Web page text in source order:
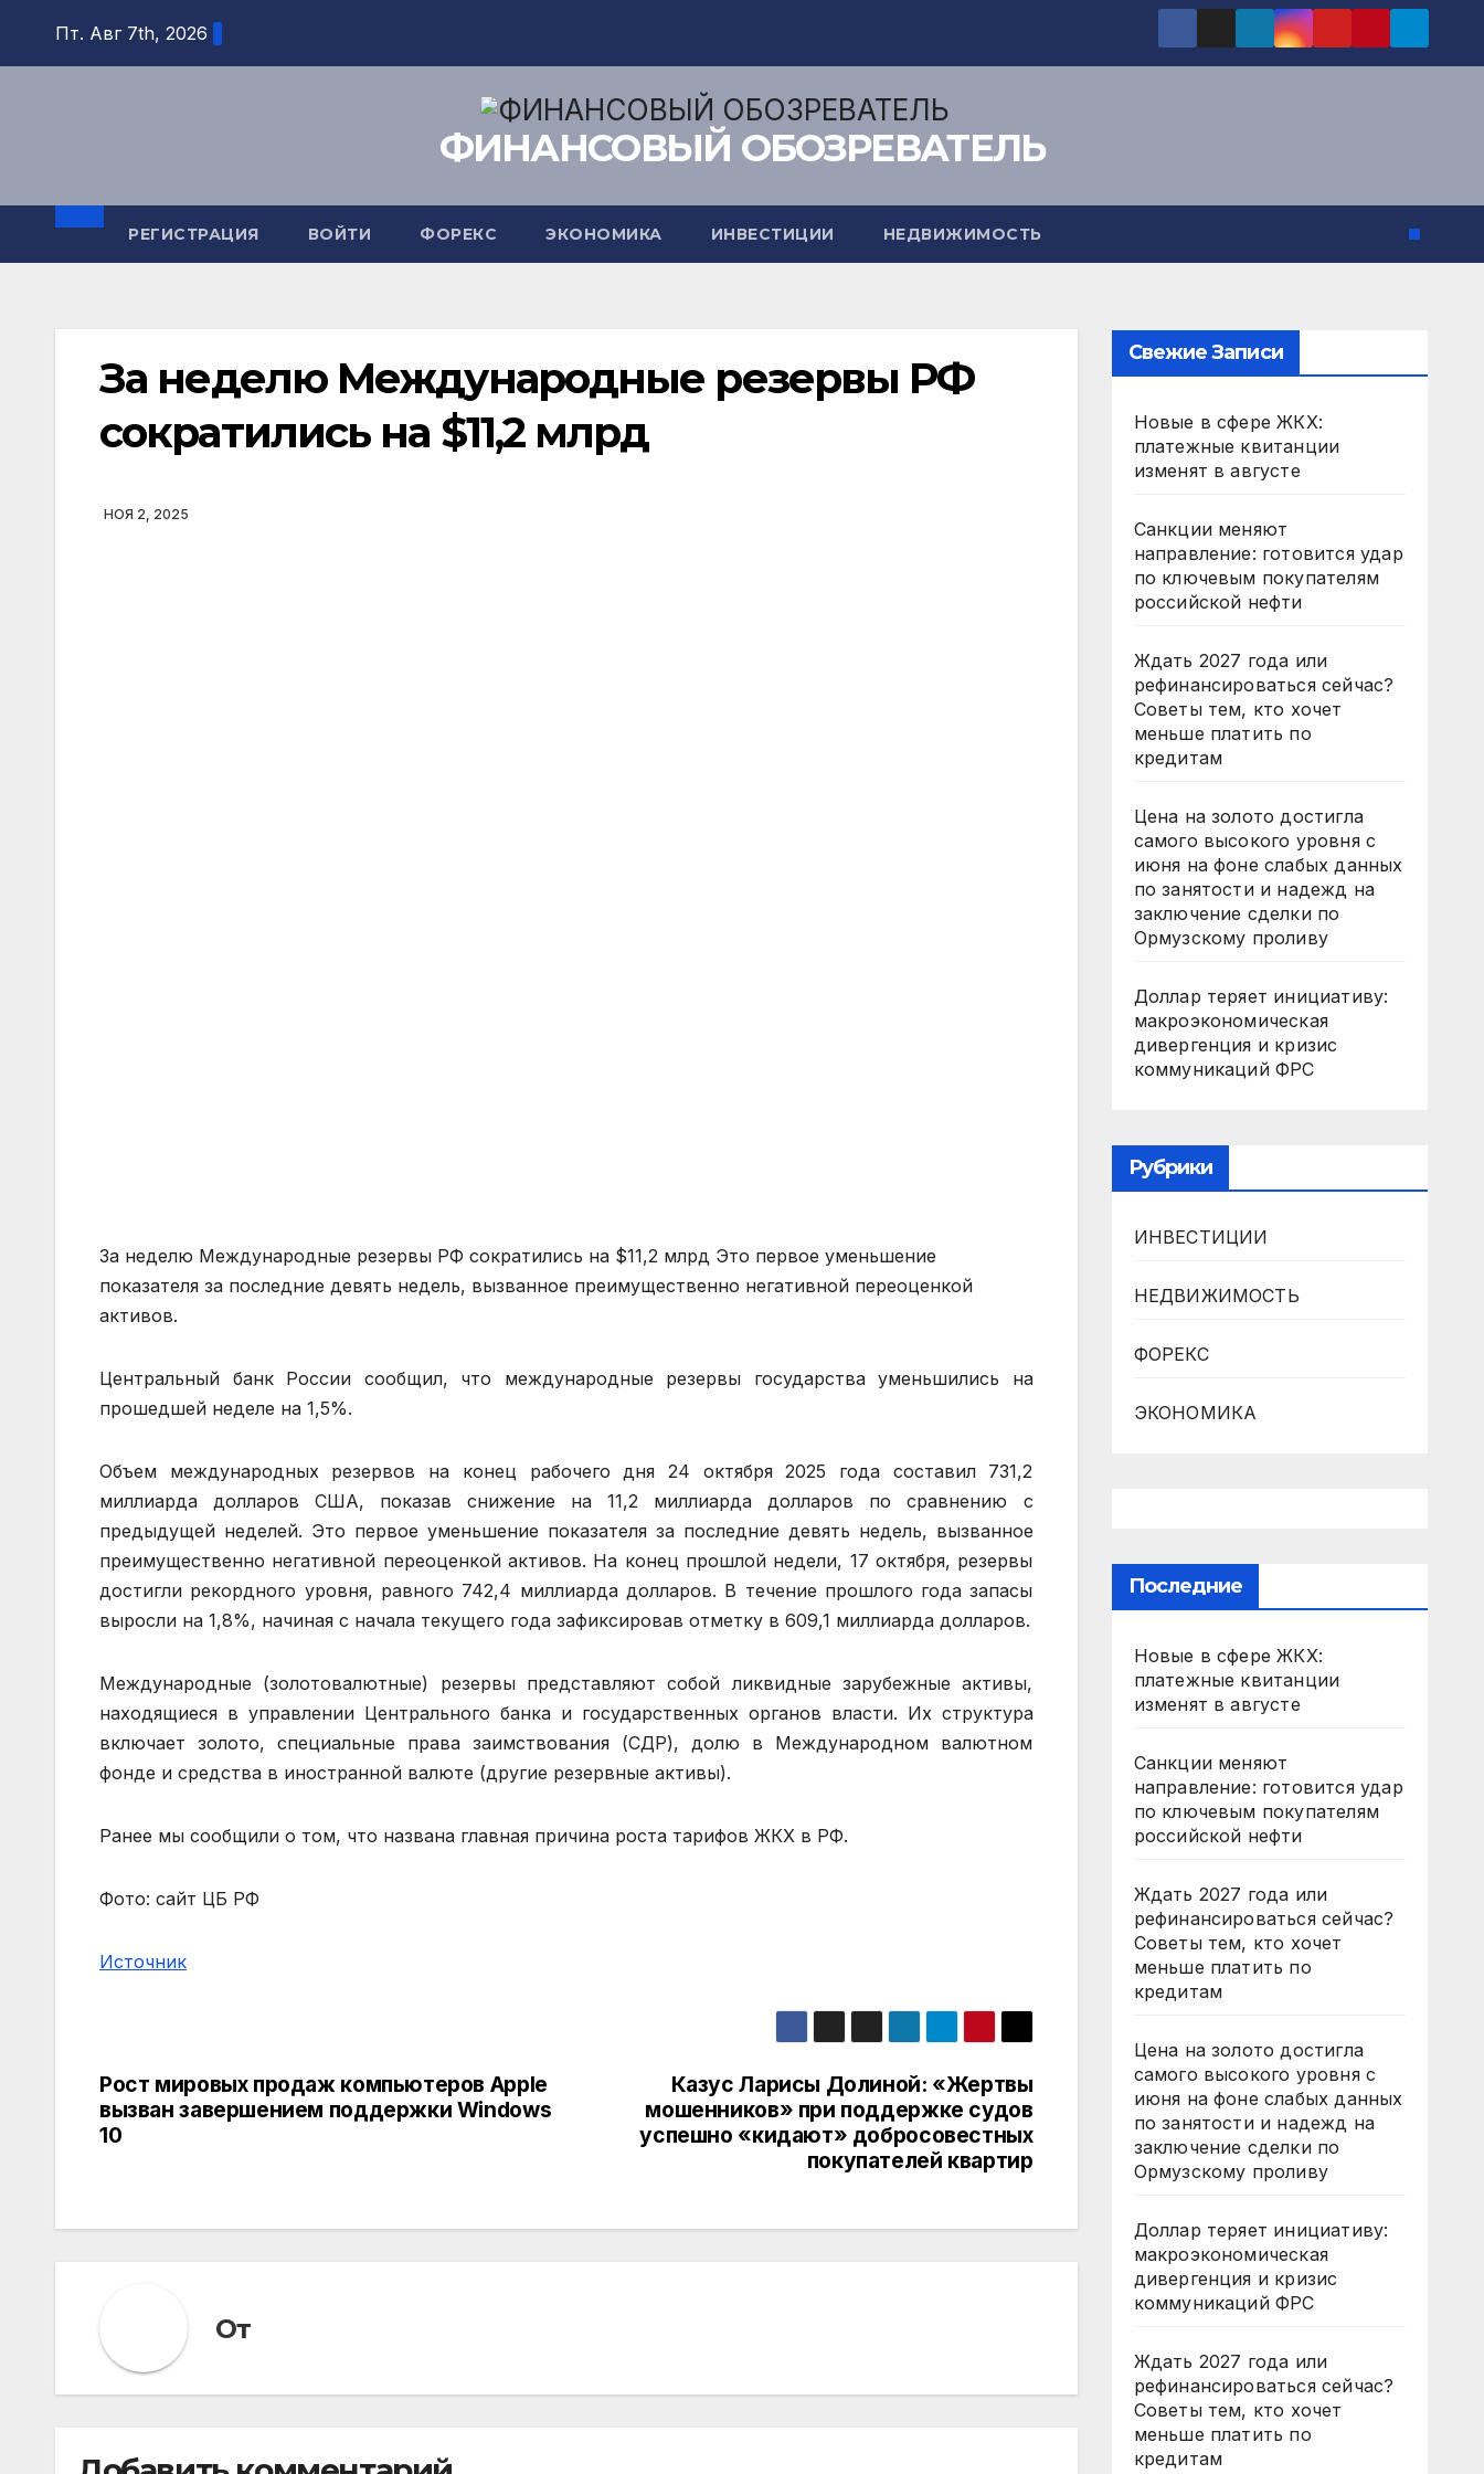
Пт. Авг 7th, 2026
ФИНАНСОВЫЙ ОБОЗРЕВАТЕЛЬ
РЕГИСТРАЦИЯ ВОЙТИ ФОРЕКС ЭКОНОМИКА ИНВЕСТИЦИИ НЕДВИЖИМОСТЬ
За неделю Международные резервы РФ
сократились на $11,2 млрд
НОЯ 2, 2025
За неделю Международные резервы РФ сократились на $11,2 млрд Это первое уменьшение
показателя за последние девять недель, вызванное преимущественно негативной переоценкой
активов.
Центральный банк России сообщил, что международные резервы государства уменьшились на
прошедшей неделе на 1,5%.
Объем международных резервов на конец рабочего дня 24 октября 2025 года составил 731,2
миллиарда долларов США, показав снижение на 11,2 миллиарда долларов по сравнению с
предыдущей неделей. Это первое уменьшение показателя за последние девять недель, вызванное
преимущественно негативной переоценкой активов. На конец прошлой недели, 17 октября, резервы
достигли рекордного уровня, равного 742,4 миллиарда долларов. В течение прошлого года запасы
выросли на 1,8%, начиная с начала текущего года зафиксировав отметку в 609,1 миллиарда долларов.
Международные (золотовалютные) резервы представляют собой ликвидные зарубежные активы,
находящиеся в управлении Центрального банка и государственных органов власти. Их структура
включает золото, специальные права заимствования (СДР), долю в Международном валютном
фонде и средства в иностранной валюте (другие резервные активы).
Ранее мы сообщили о том, что названа главная причина роста тарифов ЖКХ в РФ.
Фото: сайт ЦБ РФ
Источник
Навигация
по
Казус Ларисы Долиной: «Жертвы
мошенников» при поддержке судов
успешно «кидают» добросовестных
покупателей квартир
Рост мировых продаж компьютеров Apple
вызван завершением поддержки Windows
10
От
Свежие Записи
Новые в сфере ЖКХ:
платежные квитанции
изменят в августе
Санкции меняют
направление: готовится удар
по ключевым покупателям
российской нефти
Ждать 2027 года или
рефинансироваться сейчас?
Советы тем, кто хочет
меньше платить по
кредитам
Цена на золото достигла
самого высокого уровня с
июня на фоне слабых данных
по занятости и надежд на
заключение сделки по
Ормузскому проливу
Доллар теряет инициативу:
макроэкономическая
дивергенция и кризис
коммуникаций ФРС
Рубрики
ИНВЕСТИЦИИ
НЕДВИЖИМОСТЬ
ФОРЕКС
ЭКОНОМИКА
Последние
Новые в сфере ЖКХ:
платежные квитанции
изменят в августе
Санкции меняют
направление: готовится удар
по ключевым покупателям
российской нефти
Ждать 2027 года или
рефинансироваться сейчас?
Советы тем, кто хочет
меньше платить по
кредитам
Цена на золото достигла
самого высокого уровня с
июня на фоне слабых данных
по занятости и надежд на
заключение сделки по
Ормузскому проливу
Доллар теряет инициативу:
макроэкономическая
дивергенция и кризис
коммуникаций ФРС
Ждать 2027 года или
рефинансироваться сейчас?
Советы тем, кто хочет
меньше платить по
кредитам